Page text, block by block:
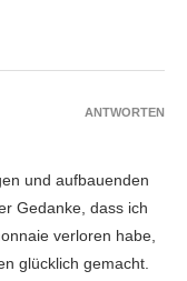
und aufbauenden
Gedanke, dass ich
verloren habe,
glücklich gemacht.
ANTWORTEN